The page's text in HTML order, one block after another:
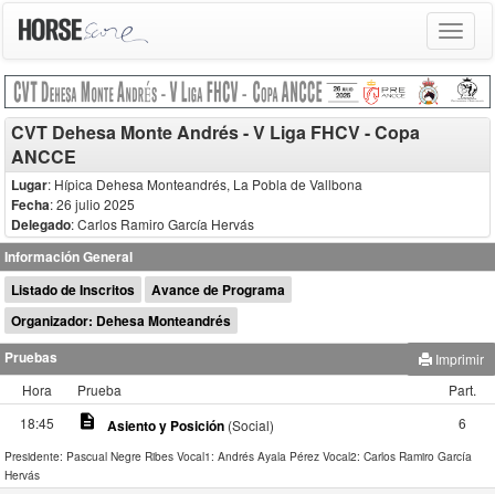
Toggle
CVT Dehesa Monte Andrés - V Liga FHCV - Copa
ANCCE
Lugar: Hípica Dehesa Monteandrés, La Pobla de Vallbona
Fecha: 26 julio 2025
Delegado:Carlos Ramiro García Hervás
Información General
Listado de Inscritos
Avance de Programa
Organizador: Dehesa Monteandrés
Pruebas
Imprimir
Hora
Prueba
Part.
18:45
description Asiento y Posición (Social) 6
Presidente: Pascual Negre Ribes Vocal1: Andrés Ayala Pérez Vocal2: Carlos Ramiro García
Hervás